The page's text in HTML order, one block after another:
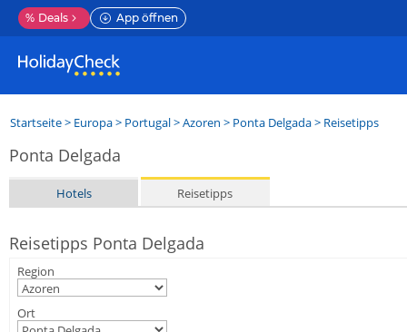
% Deals App öffnen
Startseite> Europa> Portugal>Azoren > Ponta Delgada> Reisetipps
Ponta Delgada
Hotels Reisetipps
Reisetipps Ponta Delgada
Region
Ort